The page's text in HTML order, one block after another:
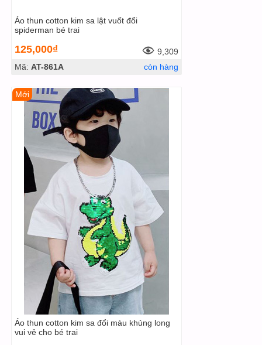
Áo thun cotton kim sa lật vuốt đổi
spiderman bé trai
125,000₫
9,309
Mã: AT-861A còn hàng
Mới
Áo thun cotton kim sa đổi màu khủng long
vui vẻ cho bé trai